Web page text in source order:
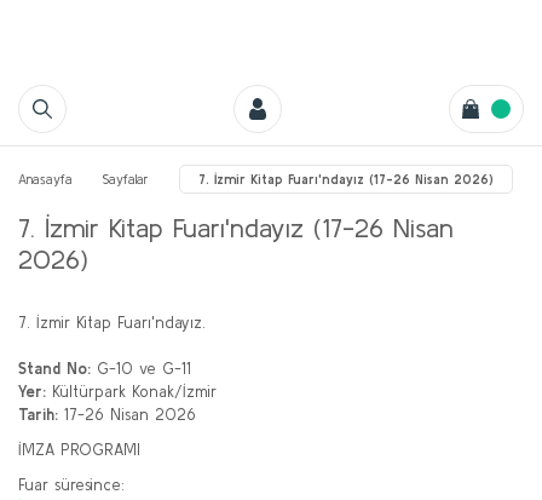
Anasayfa Sayfalar 7. İzmir Kitap Fuarı'ndayız (17-26 Nisan 2026)
7. İzmir Kitap Fuarı'ndayız (17-26 Nisan
2026)
7. İzmir Kitap Fuarı'ndayız.
Stand No: G-10 ve G-11
Yer: Kültürpark Konak/İzmir
Tarih: 17-26 Nisan 2026
İMZA PROGRAMI
Fuar süresince: